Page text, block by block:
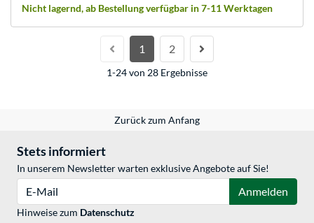
Nicht lagernd, ab Bestellung verfügbar in 7-11 Werktagen
1 2
1-24 von 28 Ergebnisse
Zurück zum Anfang
Stets informiert
In unserem Newsletter warten exklusive Angebote auf Sie!
Anmelden
Hinweise zum Datenschutz